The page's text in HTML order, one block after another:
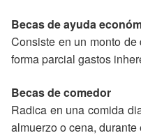
Becas de ayuda
Consiste en un monto
forma parcial gastos
Becas de comedor
Radica en una comida
almuerzo o cena,